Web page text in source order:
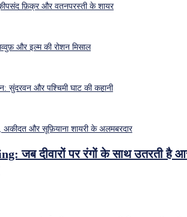
फ़िक्र और वतनपरस्ती के शायर
और इल्म की रोशन मिसाल
सुंदरवन और पश्चिमी घाट की कहानी
अकीदत और सूफ़ियाना शायरी के अलमबरदार
जब दीवारों पर रंगों के साथ उतरती है